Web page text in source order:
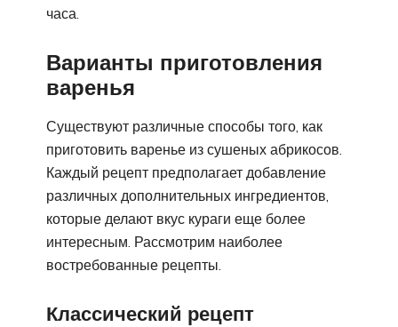
часа.
Варианты приготовления
варенья
Существуют различные способы того, как
приготовить варенье из сушеных абрикосов.
Каждый рецепт предполагает добавление
различных дополнительных ингредиентов,
которые делают вкус кураги еще более
интересным. Рассмотрим наиболее
востребованные рецепты.
Классический рецепт